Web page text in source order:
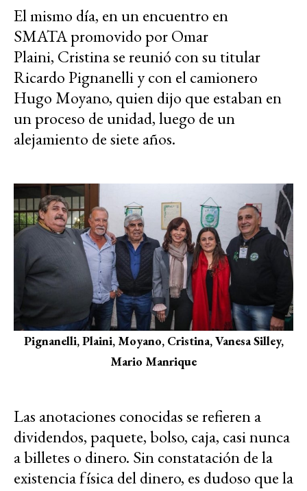
El mismo día, en un encuentro en
SMATApromovido por Omar
Plaini, Cristinase reunió con su titular
Ricardo Pignanelli y con el camionero
Hugo Moyano, quien dijo que estaban en
un proceso de unidad, luego de un
alejamiento de siete años.
Pignanelli, Plaini, Moyano, Cristina, Vanesa Silley,
Mario Manrique
Las anotaciones conocidas se refieren a
dividendos, paquete, bolso, caja, casi nunca
a billetes o dinero. Sin constatación de la
existencia física del dinero, es dudoso que la